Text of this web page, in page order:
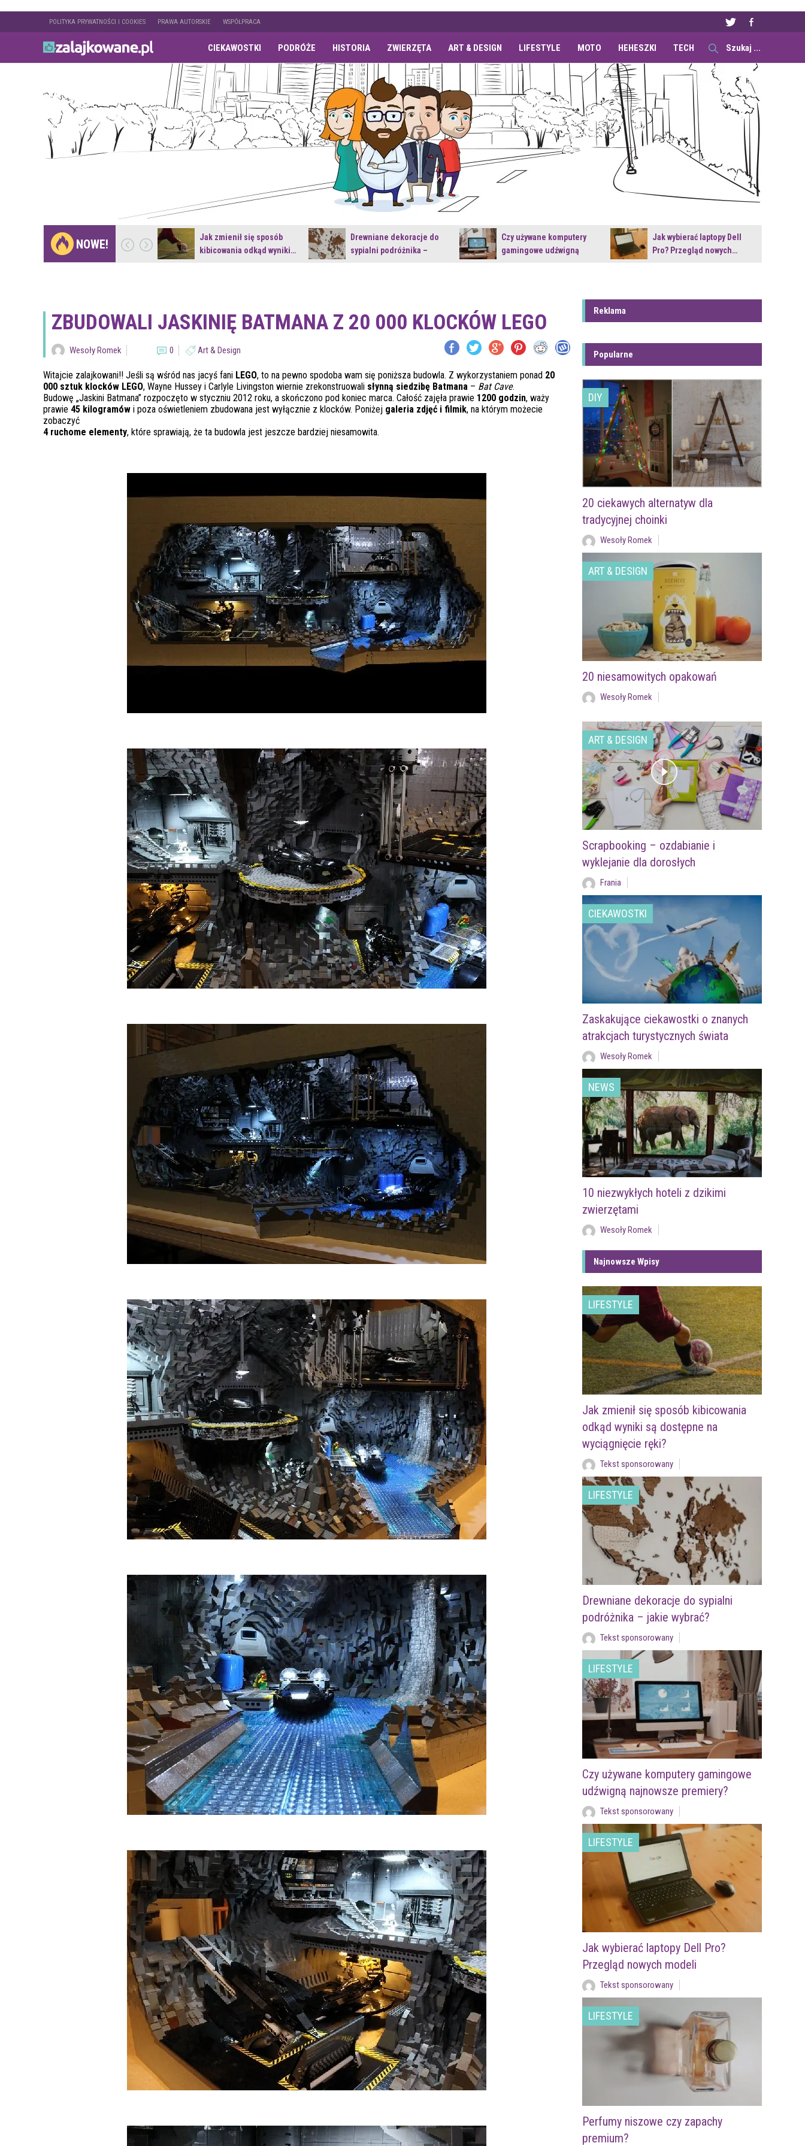
POLITYKA PRYWATNOŚCI I COOKIES PRAWA AUTORSKIE WSPÓŁPRACA
CIEKAWOSTKI PODRÓŻE HISTORIA ZWIERZĘTA ART & DESIGN LIFESTYLE MOTO HEHESZKI TECH
NOWE!
Gdzie pojechać na
weekend z naturą w…
Jak zmienił się sposób
kibicowania odkąd wyniki…
Drewniane dekoracje do
sypialni podróżnika –
Czy używane komputery
gamingowe udźwigną
Jak wybierać laptopy Dell
Pro? Przegląd nowych…
ZBUDOWALI JASKINIĘ BATMANA Z 20 000 KLOCKÓW LEGO
Wesoły Romek 0 Art & Design
Witajcie zalajkowani!! Jeśli są wśród nas jacyś fani LEGO, to na pewno spodoba wam się poniższa budowla. Z wykorzystaniem ponad 20
000 sztuk klocków LEGO, Wayne Hussey i Carlyle Livingston wiernie zrekonstruowali słynną siedzibę Batmana – Bat Cave.
Budowę „Jaskini Batmana” rozpoczęto w styczniu 2012 roku, a skończono pod koniec marca. Całość zajęła prawie 1200 godzin, waży
prawie 45 kilogramów i poza oświetleniem zbudowana jest wyłącznie z klocków. Poniżej galeria zdjęć i filmik, na którym możecie
zobaczyć
4 ruchome elementy, które sprawiają, że ta budowla jest jeszcze bardziej niesamowita.
Reklama
Popularne
DIY
20 ciekawych alternatyw dla
tradycyjnej choinki
Wesoły Romek
ART & DESIGN
20 niesamowitych opakowań
Wesoły Romek
ART & DESIGN
Scrapbooking – ozdabianie i
wyklejanie dla dorosłych
Frania
CIEKAWOSTKI
Zaskakujące ciekawostki o znanych
atrakcjach turystycznych świata
Wesoły Romek
NEWS
10 niezwykłych hoteli z dzikimi
zwierzętami
Wesoły Romek
Najnowsze Wpisy
LIFESTYLE
Jak zmienił się sposób kibicowania
odkąd wyniki są dostępne na
wyciągnięcie ręki?
Tekst sponsorowany
LIFESTYLE
Drewniane dekoracje do sypialni
podróżnika – jakie wybrać?
Tekst sponsorowany
LIFESTYLE
Czy używane komputery gamingowe
udźwigną najnowsze premiery?
Tekst sponsorowany
LIFESTYLE
Jak wybierać laptopy Dell Pro?
Przegląd nowych modeli
Tekst sponsorowany
LIFESTYLE
Perfumy niszowe czy zapachy
premium?